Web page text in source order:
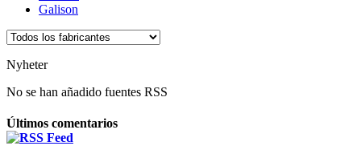
Galison
Nyheter
No se han añadido fuentes RSS
Últimos comentarios